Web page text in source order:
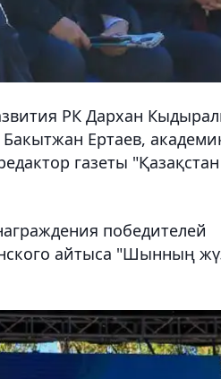
РК Дархан
Ертаев,
газеты "Қазақстан
победителей
айтыса "Шынның